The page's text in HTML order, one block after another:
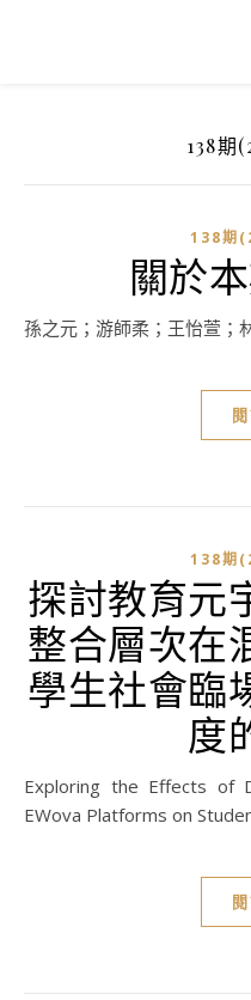
138期
138期
關於
孫之元；游師柔；王怡萱；
138期
探討教育元
整合層次在
學生社會臨
度
Exploring the Effects of Different Integration Levels of
EWova Platforms on